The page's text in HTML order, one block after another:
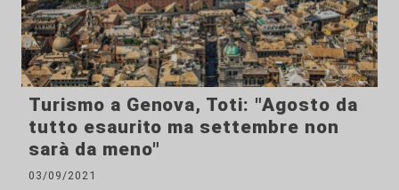
Turismo a Genova, Toti: "Agosto da
tutto esaurito ma settembre non
sarà da meno"
03/09/2021